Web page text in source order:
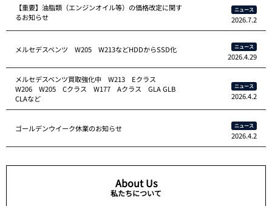
【重要】油脂類（エンジンオイル等）の価格改定に関す
るお知らせ
ニュース
2026.7.2
メルセデスベンツ W205 W213などHDDからSSD化 ニュース
2026.4.29
メルセデスベンツ買取強化中 W213 Eクラス
W206 W205 Cクラス W177 Aクラス GLA GLB
CLAなど
ニュース
2026.4.2
ゴールデンウイーク休業のお知らせ ニュース
2026.4.2
About Us
私たちについて